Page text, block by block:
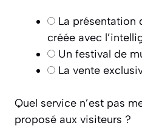
La présentation
créée avec
Un festival de
La vente
Quel service n’est pas
proposé aux visiteurs ?